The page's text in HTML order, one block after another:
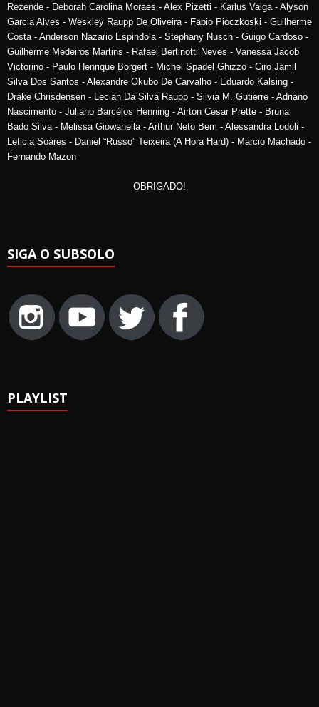
Rezende - Deborah Carolina Moraes - Alex Pizetti - Karlus Valga - Alyson
Garcia Alves - Weskley Raupp De Oliveira - Fabio Pioczkoski - Guilherme
Costa - Anderson Nazario Espindola - Stephany Nusch - Guigo Cardoso -
Guilherme Medeiros Martins - Rafael Bertinotti Neves - Vanessa Jacob
Victorino - Paulo Henrique Borgert - Michel Spadel Ghizzo - Ciro Jamil
Silva Dos Santos - Alexandre Okubo De Carvalho - Eduardo Kalsing -
Drake Chrisdensen - Lecian Da Silva Raupp - Silvia M. Gutierre - Adriano
Nascimento - Juliano Barcélos Henning - Airton Cesar Prette - Bruna
Bado Silva - Melissa Giowanella - Arthur Neto Bem - Alessandra Lodoli -
Leticia Soares - Daniel “Russo” Teixeira (A Hora Hard) - Marcio Machado -
Fernando Mazon
OBRIGADO!
SIGA O SUBSOLO
PLAYLIST